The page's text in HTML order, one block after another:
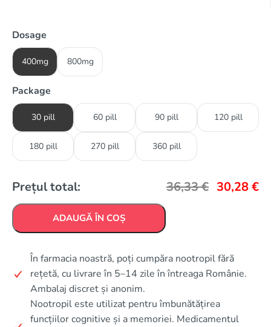
Dosage
400mg 800mg
Package
30 pill 60 pill 90 pill 120 pill
180 pill 270 pill 360 pill
Prețul total: 36,33€ 30,28€
ADAUGĂ ÎN COȘ
În farmacia noastră, poți cumpăra nootropil fără
rețetă, cu livrare în 5–14 zile în întreaga Românie.
Ambalaj discret și anonim.
Nootropil este utilizat pentru îmbunătățirea
funcțiilor cognitive și a memoriei. Medicamentul